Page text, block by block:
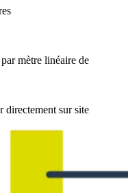
mètre linéaire de
directement sur site